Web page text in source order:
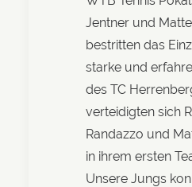
Jentner und
bestritten das
starke und
des TC
verteidigten sich
Randazzo und
in ihrem ersten
Unsere Jungs